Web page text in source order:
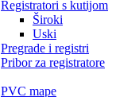
Registratori s kutijom
Široki
Uski
Pregrade i registri
Pribor za registratore
PVC mape